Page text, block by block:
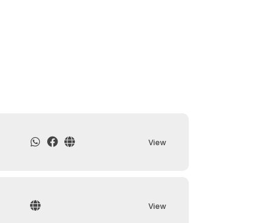
View
View